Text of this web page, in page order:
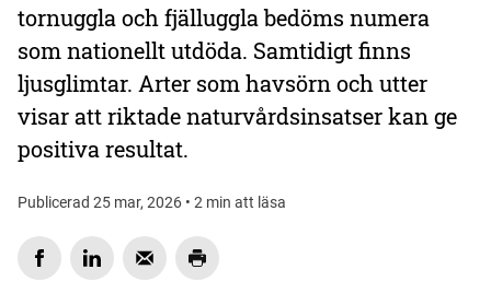
tornuggla och fjälluggla bedöms numera
som nationellt utdöda. Samtidigt finns
ljusglimtar. Arter som havsörn och utter
visar att riktade naturvårdsinsatser kan ge
positiva resultat.
Publicerad 25 mar, 2026 • 2 min att läsa